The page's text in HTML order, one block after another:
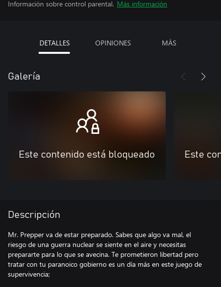
Información sobre control parental. Más información
DETALLES OPINIONES MÁS
Galería
Este contenido está bloqueado Este
Descripción
Mr. Prepper va de estar preparado. Sabes que algo va mal, el
riesgo de una guerra nuclear se siente en el aire y necesitas
prepararte para lo que se avecina. Te prometieron libertad pero
tratar con tu paranoico gobierno es un día más en este juego de
supervivencia;